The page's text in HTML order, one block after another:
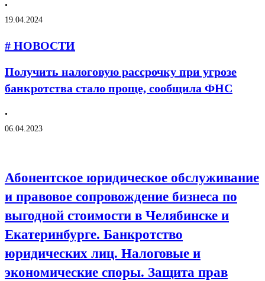
•
19.04.2024
# НОВОСТИ
Получить налоговую рассрочку при угрозе
банкротства стало проще, сообщила ФНС
•
06.04.2023
Абонентское юридическое обслуживание
и правовое сопровождение бизнеса по
выгодной стоимости в Челябинске и
Екатеринбурге. Банкротство
юридических лиц. Налоговые и
экономические споры. Защита прав